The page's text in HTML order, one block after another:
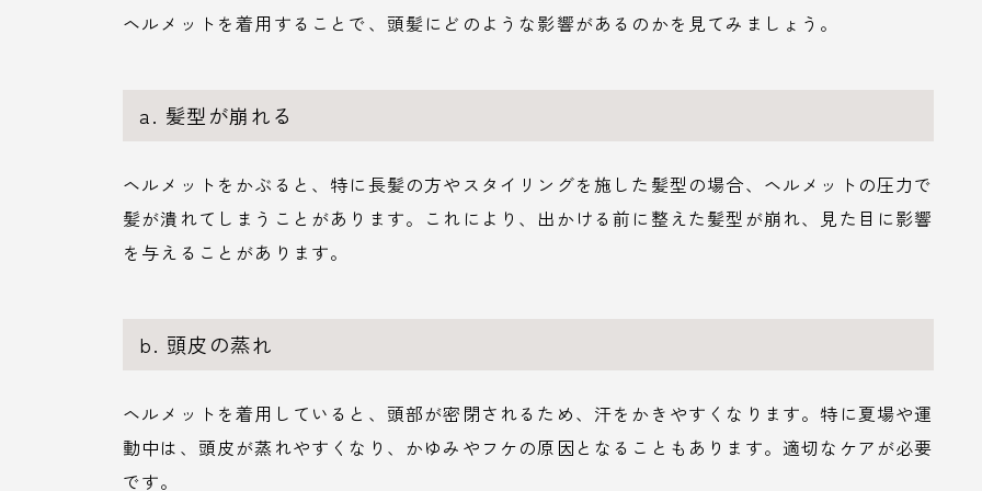
ヘルメットを着用することで、頭髪にどのような影響があるのかを見てみましょう。
a. 髪型が崩れる
ヘルメットをかぶると、特に長髪の方やスタイリングを施した髪型の場合、ヘルメットの圧力で
髪が潰れてしまうことがあります。これにより、出かける前に整えた髪型が崩れ、見た目に影響
を与えることがあります。
b. 頭皮の蒸れ
ヘルメットを着用していると、頭部が密閉されるため、汗をかきやすくなります。特に夏場や運
動中は、頭皮が蒸れやすくなり、かゆみやフケの原因となることもあります。適切なケアが必要
です。